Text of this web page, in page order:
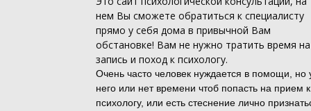
нем Вы сможете обратиться к специалисту
прямо у себя дома в привычной Вам
обстановке! Вам не нужно тратить время на
запись и поход к психологу.
Очень часто человек нуждается в помощи, но
него или нет времени чтоб попасть на прием к
психологу, или есть стеснение лично